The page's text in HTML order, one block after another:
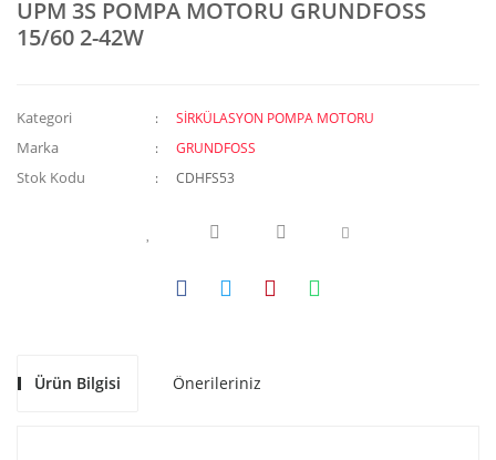
UPM 3S POMPA MOTORU GRUNDFOSS
15/60 2-42W
Kategori SİRKÜLASYON POMPA MOTORU
Marka GRUNDFOSS
Stok Kodu CDHFS53
Ürün Bilgisi Önerileriniz